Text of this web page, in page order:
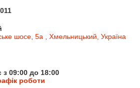
шосе, 5а , Хмельницький, Україна
з 09:00 до 18:00
роботи